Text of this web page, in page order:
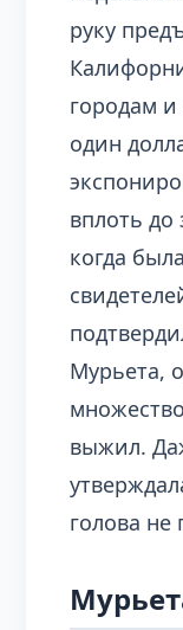
руку
городам и
один
вплоть до
когда
Мурьета,
выжил.
голова не